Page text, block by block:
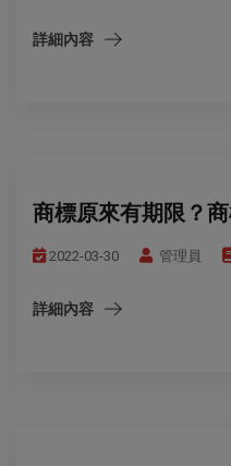
詳細內容
商標原來有期限？
2022-03-30 管理員
詳細內容